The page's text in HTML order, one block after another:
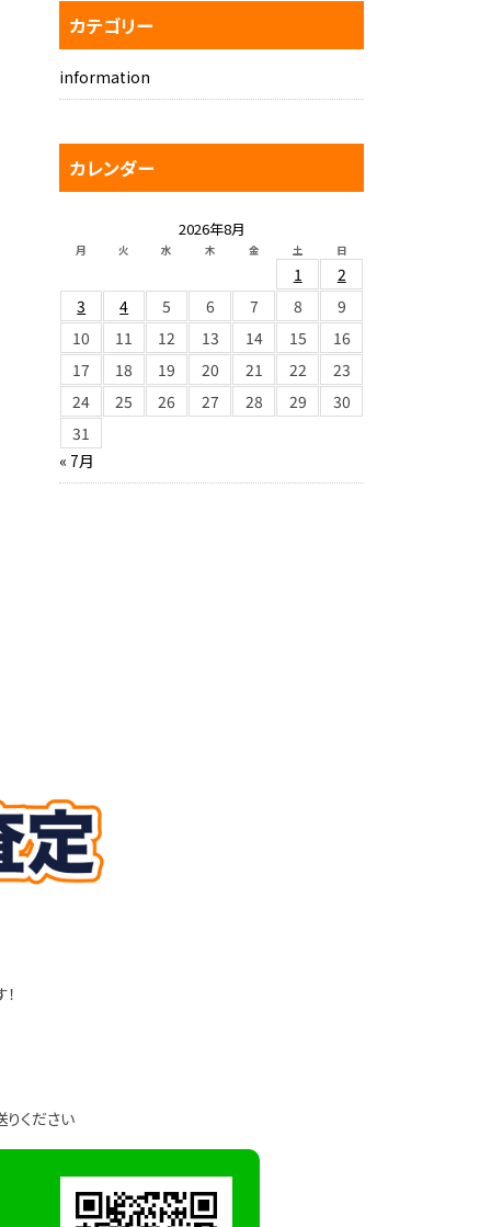
カテゴリー
information
カレンダー
2026年8月
月 火 水 木 金 土 日
1
2
3
4 5 6 7 8
9
10
11 12 13 14 15
16
17
18 19 20 21 22
23
24
25 26 27 28 29
30
31
« 7月
ください